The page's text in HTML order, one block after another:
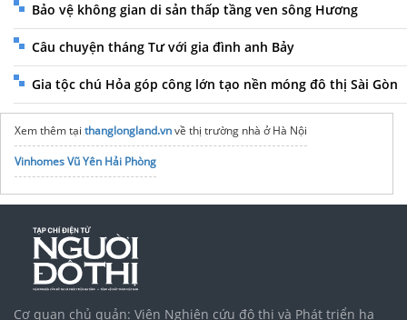
Bảo vệ không gian di sản thấp tầng ven sông Hương
Câu chuyện tháng Tư với gia đình anh Bảy
Gia tộc chú Hỏa góp công lớn tạo nền móng đô thị Sài Gòn
Xem thêm tại thanglongland.vnvề thị trường nhà ở Hà Nội
Vinhomes Vũ Yên Hải Phòng
Cơ quan chủ quản: Viện Nghiên cứu đô thị và Phát triển hạ